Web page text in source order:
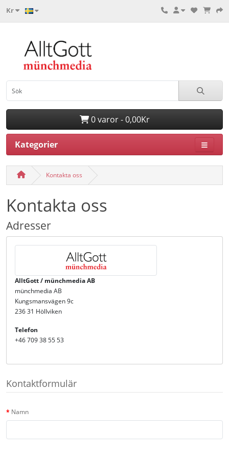
Kr
0 varor - 0,00Kr
Kategorier
Kontakta oss
Kontakta oss
Adresser
AlltGott / münchmedia AB
münchmedia AB
Kungsmansvägen 9c
236 31 Höllviken
Telefon
+46 709 38 55 53
Kontaktformulär
Namn